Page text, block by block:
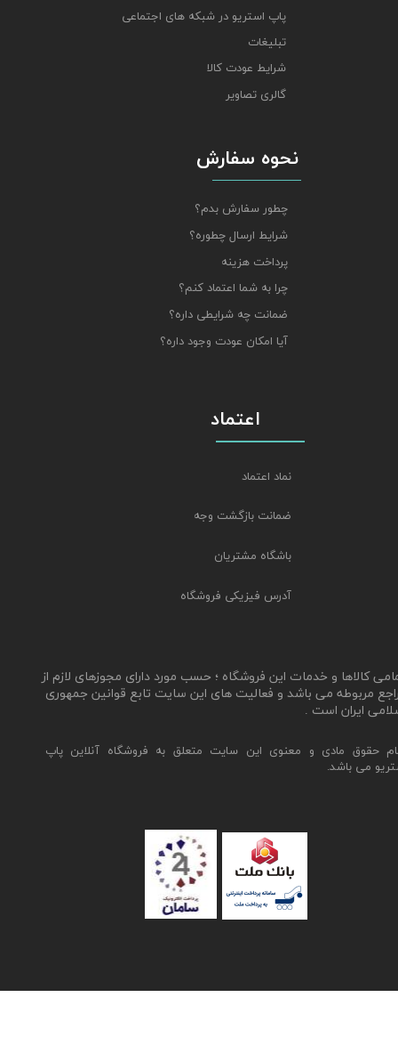
نحوه سفارش
چطور سفارش بدم؟
شرایط ارسال چطوره؟
پرداخت هزینه
چرا به شما اعتماد کنم؟
ضمانت چه شرایطی داره؟
آیا امکان عودت وجود داره؟
حقوق مادی و معنوی این سایت متعلق به فروشگاه آنلاین پاپ
می باشد.
اعتماد
نماد اعتماد
ضمانت بازگشت وجه
باشگاه مشتریان
آدرس فیزیکی فروشگاه
پاپ استریو در شبکه های اجتماعی
تبلیغات
شرایط عودت کالا
گالری تصاویر
کالاها و خدمات این فروشگاه ؛ حسب مورد دارای مجوزهای لازم از
مربوطه می باشد و فعالیت های این سایت تابع قوانین جمهوری
ایران است .